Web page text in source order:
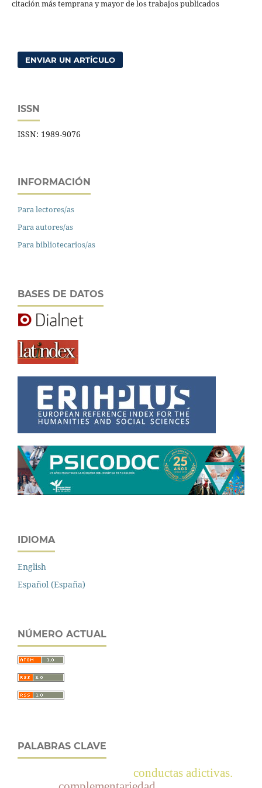
citación más temprana y mayor de los trabajos publicados
ENVIAR UN ARTÍCULO
ISSN
ISSN: 1989-9076
INFORMACIÓN
Para lectores/as
Para autores/as
Para bibliotecarios/as
BASES DE DATOS
IDIOMA
English
Español (España)
NÚMERO ACTUAL
PALABRAS CLAVE
conductas adictivas.